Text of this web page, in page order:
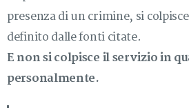
presenza di un crimine, si
definito dalle fonti citate.
E non si colpisce il servizio in
personalmente.